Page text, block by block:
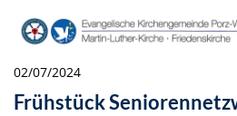
02/07/2024
Frühstück